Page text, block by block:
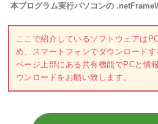
本プログラム実行パソコンの
ここで紹介しているソフトウェアは
め、スマートフォンでダウンロードす
ページ上部にある共有機能でPCと情
ウンロードをお願い致します。